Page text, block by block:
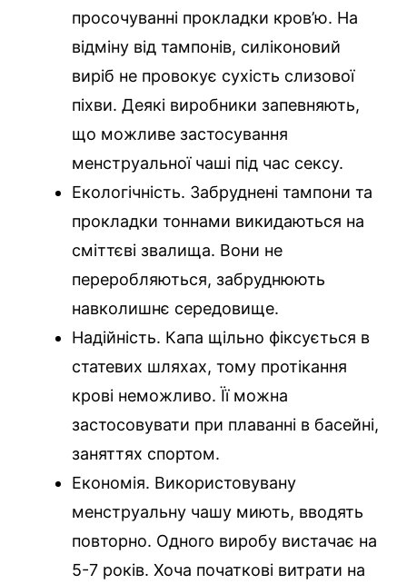
просочуванні прокладки кров’ю. На
відміну від тампонів, силіконовий
виріб не провокує сухість слизової
піхви. Деякі виробники запевняють,
що можливе застосування
менструальної чаші під час сексу.
Екологічність. Забруднені тампони та
прокладки тоннами викидаються на
сміттєві звалища. Вони не
переробляються, забруднюють
навколишнє середовище.
Надійність. Капа щільно фіксується в
статевих шляхах, тому протікання
крові неможливо. Її можна
застосовувати при плаванні в басейні,
заняттях спортом.
Економія. Використовувану
менструальну чашу миють, вводять
повторно. Одного виробу вистачає на
5-7 років. Хоча початкові витрати на